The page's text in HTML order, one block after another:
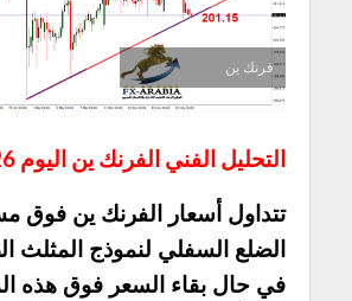
فرنك ين
التحليل الفني الفرنك ين اليوم 20/5/2026
تتداول أسعار الفرنك ين فوق
الضلع السفلي لنموذج المثلث
في حال بقاء السعر فوق هذه